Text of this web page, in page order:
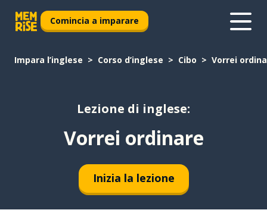
Comincia a imparare
Impara l’inglese Corso d’inglese Cibo Vorrei
Lezione di inglese:
Vorrei ordinare
Inizia la lezione